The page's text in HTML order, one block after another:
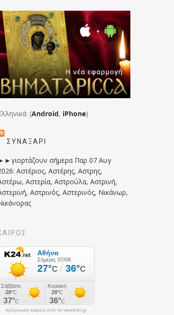
(Android, iPhone)
ΣΥΝΑΞΆΡΙ
σήμερα Παρ 07 Αυγ
Αστέριος, Αστέρης, Αστρης,
Αστερία, Αστρούλα, Αστρινή,
Αστρινός, Αστερινός, Νικάνωρ,
πρόγνωση καιρού από το weather.gr